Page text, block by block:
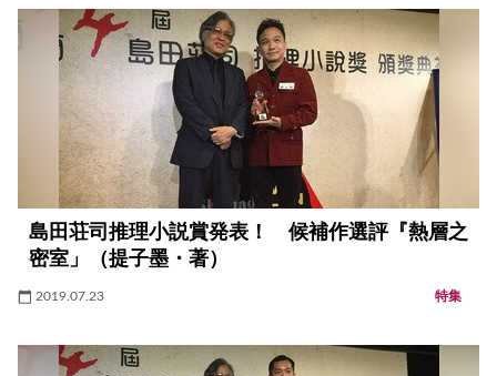
島田荘司推理小説賞発表！ 候補作選評『熱層之
密室」（提子墨・著）
2019.07.23 特集